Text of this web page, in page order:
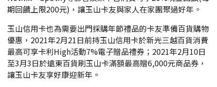
期回饋上限200元)，讓玉山卡友與家人在家團聚過好年。
玉山信用卡也為需要出門採購年節禮品的卡友準備百貨購物
優惠，2021年2月21日前持玉山信用卡於新光三越百貨消費
最高可享卡利High活動7%電子贈品禮券；2021年2月10日
至3月3日於遠東百貨刷玉山卡滿額最高贈6,000元商品券，
讓玉山卡友享好康迎新年。